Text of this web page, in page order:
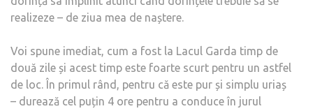
realizeze – de ziua mea de naștere.
Voi spune imediat, cum a fost la Lacul Garda timp de
două zile și acest timp este foarte scurt pentru un astfel
de loc. În primul rând, pentru că este pur și simplu uriaș
– durează cel puțin 4 ore pentru a conduce în jurul